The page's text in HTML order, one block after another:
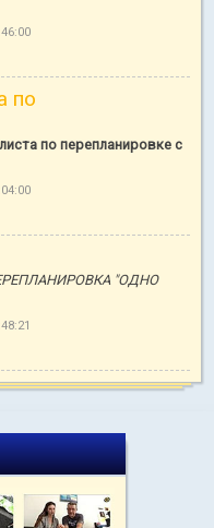
по
по перепланировке с
"ОДНО